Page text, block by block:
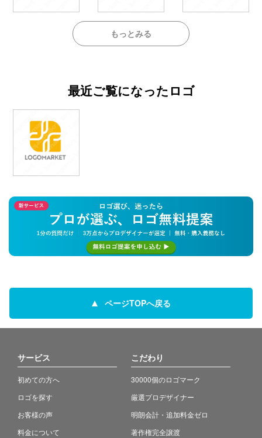
もっとみる
最近ご覧になったロゴ
ページTOPへ戻る
サービス
初めての方へ
ロゴを探す
お客様の声
料金について
こだわり
30000個のロゴマーク
厳選プロデザイナー
明朗会計・追加料金ゼロ
著作権完全譲渡